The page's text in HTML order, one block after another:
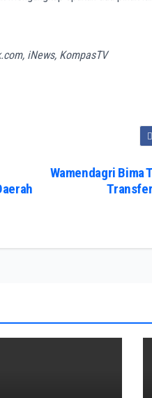
iNews, KompasTV
Wamendagri Bima